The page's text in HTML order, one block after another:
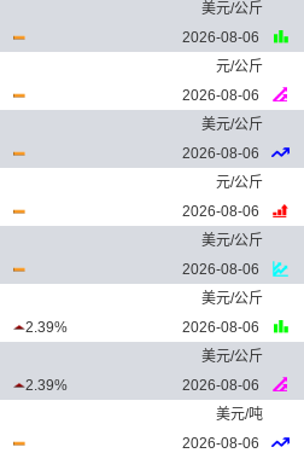
美元/公斤
2026-08-06
元/公斤
2026-08-06
美元/公斤
2026-08-06
元/公斤
2026-08-06
美元/公斤
2026-08-06
美元/公斤
2.39%
2026-08-06
美元/公斤
2.39%
2026-08-06
美元/吨
2026-08-06